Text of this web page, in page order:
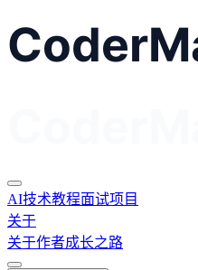
AI技术教程面试项目
关于
关于作者成长之路